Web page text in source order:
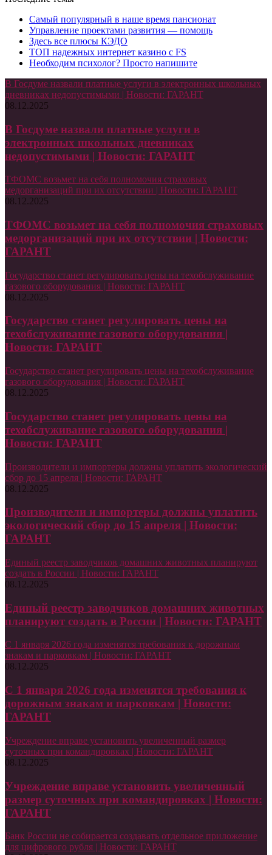
Самый популярный в наше время пансионат
Управление проектами развития — помощь
Здесь все плюсы КЭДО
ТОП надежных интернет казино с FS
Необходим психолог? Просто напишите
В Госдуме назвали платные услуги в электронных школьных
дневниках недопустимыми | Новости: ГАРАНТ
08.12.2025
В Госдуме назвали платные услуги в
электронных школьных дневниках
недопустимыми | Новости: ГАРАНТ
ТФОМС возьмет на себя полномочия страховых
медорганизаций при их отсутствии | Новости: ГАРАНТ
08.12.2025
ТФОМС возьмет на себя полномочия страховых
медорганизаций при их отсутствии | Новости:
ГАРАНТ
Государство станет регулировать цены на техобслуживание
газового оборудования | Новости: ГАРАНТ
08.12.2025
Государство станет регулировать цены на
техобслуживание газового оборудования |
Новости: ГАРАНТ
Государство станет регулировать цены на техобслуживание
газового оборудования | Новости: ГАРАНТ
08.12.2025
Государство станет регулировать цены на
техобслуживание газового оборудования |
Новости: ГАРАНТ
Производители и импортеры должны уплатить экологический
сбор до 15 апреля | Новости: ГАРАНТ
08.12.2025
Производители и импортеры должны уплатить
экологический сбор до 15 апреля | Новости:
ГАРАНТ
Единый реестр заводчиков домашних животных планируют
создать в России | Новости: ГАРАНТ
08.12.2025
Единый реестр заводчиков домашних животных
планируют создать в России | Новости: ГАРАНТ
С 1 января 2026 года изменятся требования к дорожным
знакам и парковкам | Новости: ГАРАНТ
08.12.2025
С 1 января 2026 года изменятся требования к
дорожным знакам и парковкам | Новости:
ГАРАНТ
Учреждение вправе установить увеличенный размер
суточных при командировках | Новости: ГАРАНТ
08.12.2025
Учреждение вправе установить увеличенный
размер суточных при командировках | Новости:
ГАРАНТ
Банк России не собирается создавать отдельное приложение
для цифрового рубля | Новости: ГАРАНТ